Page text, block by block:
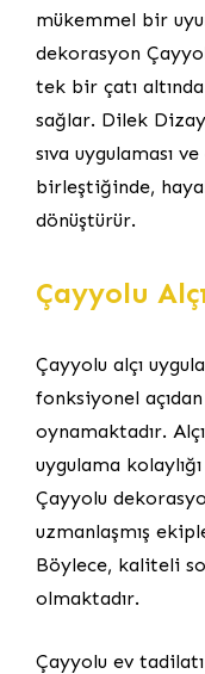
mükemmel bir
dekorasyon
tek bir çatı
sağlar. Dilek
sıva uygulaması
birleştiğinde,
dönüştürür.
Çayyolu
Çayyolu alçı
fonksiyonel
oynamaktadır.
uygulama
Çayyolu
uzmanlaşmış
Böylece, kaliteli
olmaktadır.
Çayyolu ev